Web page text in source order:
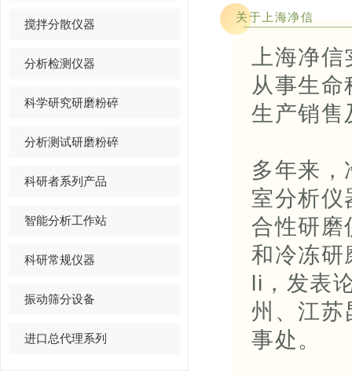
搅拌分散仪器
分析检测仪器
科学研究研磨粉碎
分析测试研磨粉碎
科研者系列产品
智能分析工作站
科研常规仪器
振动筛分设备
进口总代理系列
关于上海净信
上海净
从事生
生产销售
多年来，
室分析仪
合性研磨
和冷冻研
li，发表
州、江苏
事处。